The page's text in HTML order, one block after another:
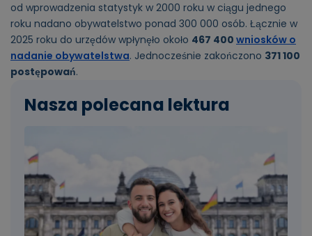
od wprowadzenia statystyk w 2000 roku w ciągu jednego
roku nadano obywatelstwo ponad 300 000 osób. Łącznie w
2025 roku do urzędów wpłynęło około 467 400 wniosków o
nadanie obywatelstwa. Jednocześnie zakończono 371 100
postępowań.
Nasza polecana lektura